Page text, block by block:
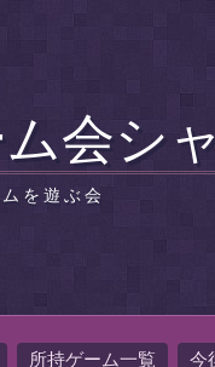
会シ
を遊ぶ会
所持ゲーム一覧 今